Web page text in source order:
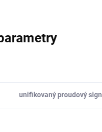
unifikovaný proudový